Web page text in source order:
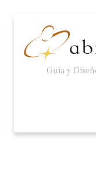
Guía y